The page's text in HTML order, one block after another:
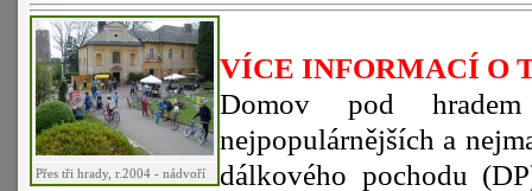
Přes tři hrady, r.2004 - nádvoří
VÍCE INFORMACÍ O
Domov pod
nejpopulárnějších a
dálkového pochodu